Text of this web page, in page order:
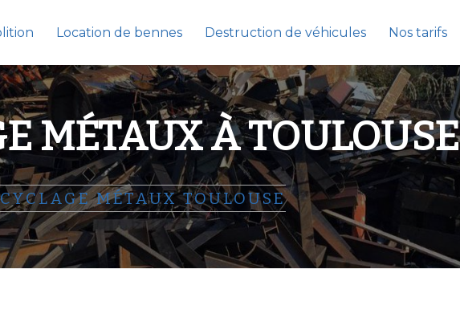
Location de bennes Destruction de véhicules Nos tarifs
MÉTAUX À TOULOUSE
MÉTAUX TOULOUSE